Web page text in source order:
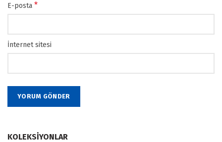
E-posta *
İnternet sitesi
KOLEKSIYONLAR